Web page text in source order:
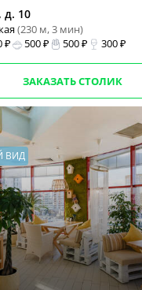
д. 10
(230 м, 3 мин)
₽ 500 ₽ 500 ₽ 300 ₽
ЗАКАЗАТЬ СТОЛИК
ВИД